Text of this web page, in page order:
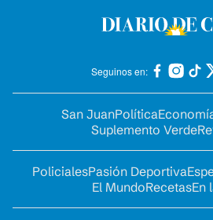
Seguinos en:
San JuanPolítica
Suplemento Verde
PolicialesPasión Deportiva
El MundoRecetasEn